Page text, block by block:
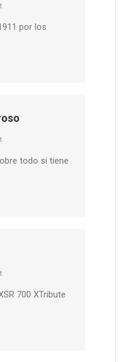
por los
todo si tiene
700 XTribute